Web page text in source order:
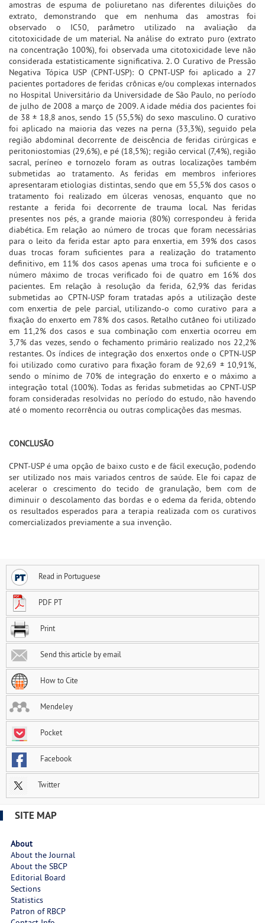
amostras de espuma de poliuretano nas diferentes diluições do
extrato, demonstrando que em nenhuma das amostras foi
observado o IC50, parâmetro utilizado na avaliação da
citotoxicidade de um material. Na análise do extrato puro (extrato
na concentração 100%), foi observada uma citotoxicidade leve não
considerada estatisticamente significativa. 2. O Curativo de Pressão
Negativa Tópica USP (CPNT-USP): O CPNT-USP foi aplicado a 27
pacientes portadores de feridas crônicas e/ou complexas internados
no Hospital Universitário da Universidade de São Paulo, no período
de julho de 2008 a março de 2009. A idade média dos pacientes foi
de 38 ± 18,8 anos, sendo 15 (55,5%) do sexo masculino. O curativo
foi aplicado na maioria das vezes na perna (33,3%), seguido pela
região abdominal decorrente de deiscência de feridas cirúrgicas e
peritoniostomias (29,6%), e pé (18,5%); região cervical (7,4%), região
sacral, períneo e tornozelo foram as outras localizações também
submetidas ao tratamento. As feridas em membros inferiores
apresentaram etiologias distintas, sendo que em 55,5% dos casos o
tratamento foi realizado em úlceras venosas, enquanto que no
restante a ferida foi decorrente de trauma local. Nas feridas
presentes nos pés, a grande maioria (80%) correspondeu à ferida
diabética. Em relação ao número de trocas que foram necessárias
para o leito da ferida estar apto para enxertia, em 39% dos casos
duas trocas foram suficientes para a realização do tratamento
definitivo, em 11% dos casos apenas uma troca foi suficiente e o
número máximo de trocas verificado foi de quatro em 16% dos
pacientes. Em relação à resolução da ferida, 62,9% das feridas
submetidas ao CPTN-USP foram tratadas após a utilização deste
com enxertia de pele parcial, utilizando-o como curativo para a
fixação do enxerto em 78% dos casos. Retalho cutâneo foi utilizado
em 11,2% dos casos e sua combinação com enxertia ocorreu em
3,7% das vezes, sendo o fechamento primário realizado nos 22,2%
restantes. Os índices de integração dos enxertos onde o CPTN-USP
foi utilizado como curativo para fixação foram de 92,69 ± 10,91%,
sendo o mínimo de 70% de integração do enxerto e o máximo a
integração total (100%). Todas as feridas submetidas ao CPNT-USP
foram consideradas resolvidas no período do estudo, não havendo
até o momento recorrência ou outras complicações das mesmas.
CONCLUSÃO
CPNT-USP é uma opção de baixo custo e de fácil execução, podendo
ser utilizado nos mais variados centros de saúde. Ele foi capaz de
acelerar o crescimento do tecido de granulação, bem com de
diminuir o descolamento das bordas e o edema da ferida, obtendo
os resultados esperados para a terapia realizada com os curativos
comercializados previamente a sua invenção.
Read in Portuguese
PDF PT
Print
Send this article by email
How to Cite
Mendeley
Pocket
Facebook
Twitter
SITE MAP
About
About the Journal
About the SBCP
Editorial Board
Sections
Statistics
Patron of RBCP